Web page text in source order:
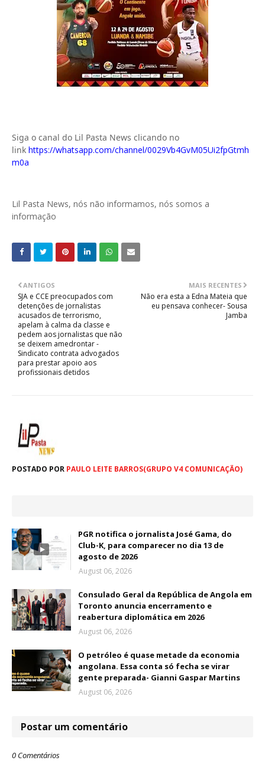
Siga o canal do Lil Pasta News clicando no
link https://whatsapp.com/channel/0029Vb4GvM05Ui2fpGtmh
m0a
Lil Pasta News, nós não informamos, nós somos a
informação
MAIS RECENTES
Não era esta a Edna Mateia que
eu pensava conhecer- Sousa
Jamba
ANTIGOS
SJA e CCE preocupados com
detenções de jornalistas
acusados de terrorismo,
apelam à calma da classe e
pedem aos jornalistas que não
se deixem amedrontar -
Sindicato contrata advogados
para prestar apoio aos
profissionais detidos
POSTADO POR PAULO LEITE BARROS(GRUPO V4 COMUNICAÇÃO)
PGR notifica o jornalista José Gama, do
Club-K, para comparecer no dia 13 de
agosto de 2026
August 06, 2026
Consulado Geral da República de Angola em
Toronto anuncia encerramento e
reabertura diplomática em 2026
August 06, 2026
O petróleo é quase metade da economia
angolana. Essa conta só fecha se virar
gente preparada- Gianni Gaspar Martins
August 06, 2026
Postar um comentário
0 Comentários